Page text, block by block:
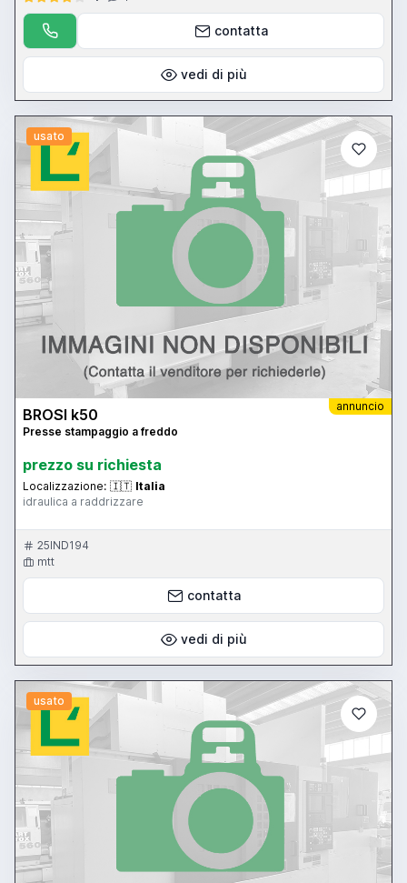
contatta
vedi di più
usato
annuncio
BROSI k50
Presse stampaggio a freddo
prezzo su richiesta
Localizzazione: 🇮🇹 Italia
idraulica a raddrizzare
25IND194
mtt
contatta
vedi di più
usato